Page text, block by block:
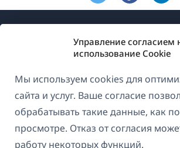
Управление согласием
использование Cookie
Мы используем cookies для
сайта и услуг. Ваше согласие
обрабатывать такие данные, как
просмотре. Отказ от согласия
работу некоторых функций.
О WPML
GDPR и политика
Присоединяйтесь к нашей